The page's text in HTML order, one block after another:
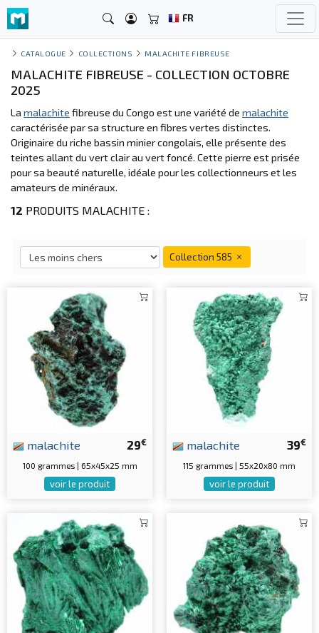
FR
CATALOGUE COLLECTIONS MALACHITE FIBREUSE
MALACHITE FIBREUSE - COLLECTION OCTOBRE
2025
La malachite fibreuse du Congo est une variété de malachite
caractérisée par sa structure en fibres vertes distinctes.
Originaire du riche bassin minier congolais, elle présente des
teintes allant du vert clair au vert foncé. Cette pierre est prisée
pour sa beauté naturelle, idéale pour les collectionneurs et les
amateurs de minéraux.
12 PRODUITS MALACHITE :
Collection 585
29€
malachite
100 grammes | 65x45x25 mm
voir le produit
39€
malachite
115 grammes | 55x20x80 mm
voir le produit